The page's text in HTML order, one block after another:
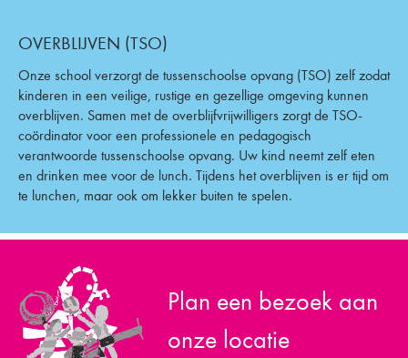
OVERBLIJVEN (TSO)
Onze school verzorgt de tussenschoolse opvang (TSO) zelf zodat
kinderen in een veilige, rustige en gezellige omgeving kunnen
overblijven. Samen met de overblijfvrijwilligers zorgt de TSO-
coördinator voor een professionele en pedagogisch
verantwoorde tussenschoolse opvang. Uw kind neemt zelf eten
en drinken mee voor de lunch. Tijdens het overblijven is er tijd om
te lunchen, maar ook om lekker buiten te spelen.
Plan een bezoek aan
onze locatie